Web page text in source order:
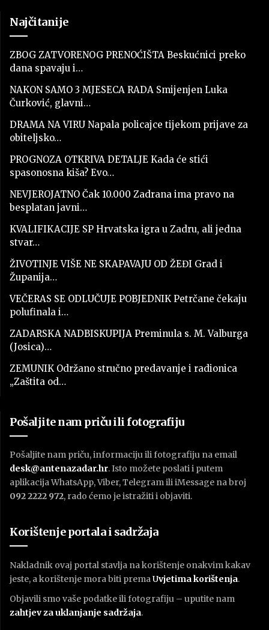
Najčitanije
ZBOG ZATVORENOG PRENOĆIŠTA Beskućnici preko
dana spavaju i…
NAKON SAMO 3 MJESECA RADA Smijenjen Luka
Čurković, glavni…
DRAMA NA VIRU Napala policajce tijekom prijave za
obiteljsko…
PROGNOZA OTKRIVA DETALJE Kada će stići
spasonosna kiša? Evo…
NEVJEROJATNO Čak 10.000 Zadrana ima pravo na
besplatan javni…
KVALIFIKACIJE SP Hrvatska igra u Zadru, ali jedna
stvar…
ŽIVOTINJE VIŠE NE SKAPAVAJU OD ŽEĐI Grad i
Županija…
VEČERAS SE ODLUČUJE POBJEDNIK Petrčane čekaju
polufinala i…
ZADARSKA NADBISKUPIJA Preminula s. M. Valburga
(Josica)…
ZEMUNIK Održano stručno predavanje i radionica
„Zaštita od…
Pošaljite nam priču ili fotografiju
Pošaljite nam priču, informaciju ili fotografiju na email
desk@antenazadar.hr. Isto možete poslati i putem
aplikacija WhatsApp, Viber, Telegram ili iMessage na broj
092 2222 972, rado ćemo je istražiti i objaviti.
Korištenje portala i sadržaja
Nakladnik ovaj portal stavlja na korištenje onakvim kakav
jeste, a korištenje mora biti premaUvjetima korištenja.
Objavili smo vaše podatke ili fotografiju – uputite nam
zahtjev za uklanjanje sadržaja.